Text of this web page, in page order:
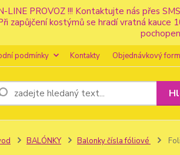
LINE PROVOZ !!! Kontaktujte nás přes
zapůjčení kostýmů se hradí vratná
podmínky Kontakty Objednávkový
BALÓNKY Balonky čísla fóliové